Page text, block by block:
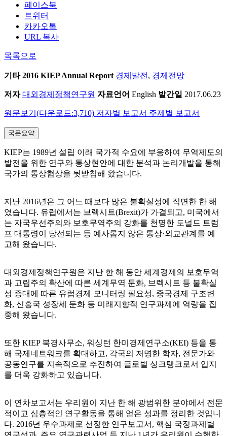
페이스북
트위터
카카오톡
URL 복사
목록으로
기타2016 KIEP Annual Report 경제발전 , 경제전망
저자 대외경제정책연구원 자료언어 English 발간일 2017.06.23
원문보기(다운로드:3,710) 저자별 보고서 주제별 보고서
국문요약
KIEP는 1989년 설립 이래 국가적 수요에 부응하여 무역제도의
발전을 위한 연구와 통상현안에 대한 분석과 논리개발을 통해
국가의 통상협상을 뒷받침해 왔습니다.
지난 2016년은 그 어느 때보다 많은 불확실성에 직면한 한 해
였습니다. 유럽에서는 브렉시트(Brexit)가 가결되고, 미국에서
는 자국우선주의와 보호무역주의 강화를 천명한 도널드 트럼
프 대통령이 당선되는 등 예사롭지 않은 통상·외교관계를 예
고해 왔습니다.
대외경제정책연구원은 지난 한 해 동안 세계경제의 보호무역
과 고립주의 확산에 따른 세계무역 둔화, 브렉시트 등 불확실
성 증대에 따른 유럽경제 모니터링 필요성, 중국경제 구조변
화, 신흥국 성장세 둔화 등 미래지향적 연구과제에 역량을 집
중해 왔습니다.
또한 KIEP 북경사무소, 워싱턴 한미경제연구소(KEI) 등을 통
해 국제네트워크를 확대하고, 각국의 저명한 학자, 전문가와
공동연구를 지속적으로 추진하여 글로벌 싱크탱크로서 입지
를 더욱 강화하고 있습니다.
이 연차보고서는 우리원이 지난 한 해 광범위한 분야에서 전문
적이고 심층적인 연구활동을 통해 얻은 성과를 정리한 것입니
다. 2016년 우수과제로 선정한 연구보고서, 핵심 국정과제별